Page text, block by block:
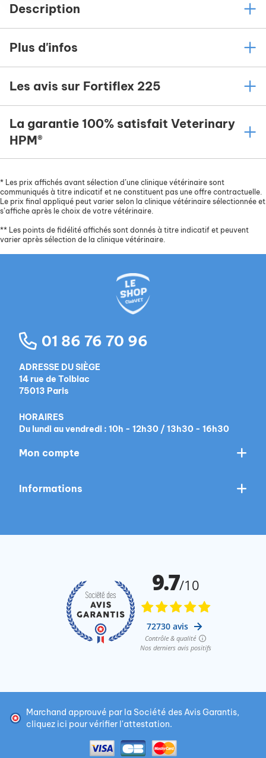
Description
Plus d'infos
Les avis sur Fortiflex 225
La garantie 100% satisfait Veterinary
HPM®
* Les prix affichés avant sélection d’une clinique vétérinaire sont
communiqués à titre indicatif et ne constituent pas une offre contractuelle.
Le prix final appliqué peut varier selon la clinique vétérinaire sélectionnée et
s’affiche après le choix de votre vétérinaire.
** Les points de fidélité affichés sont donnés à titre indicatif et peuvent
varier après sélection de la clinique vétérinaire.
01 86 76 70 96
ADRESSE DU SIÈGE
14 rue de Tolbiac
75013 Paris
HORAIRES
Du lundi au vendredi : 10h - 12h30 / 13h30 - 16h30
Mon compte
Informations
Marchand approuvé par la Société des Avis Garantis,
cliquez ici pour vérifier l'attestation.